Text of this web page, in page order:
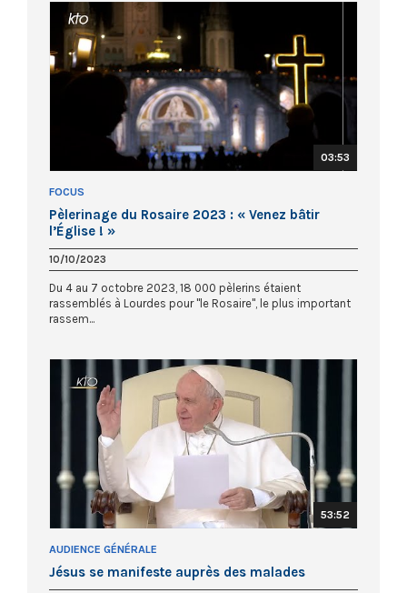
03:53
FOCUS
Pèlerinage du Rosaire 2023 : « Venez bâtir
l’Église ! »
10/10/2023
Du 4 au 7 octobre 2023, 18 000 pèlerins étaient
rassemblés à Lourdes pour "le Rosaire", le plus important
rassem...
53:52
AUDIENCE GÉNÉRALE
Jésus se manifeste auprès des malades